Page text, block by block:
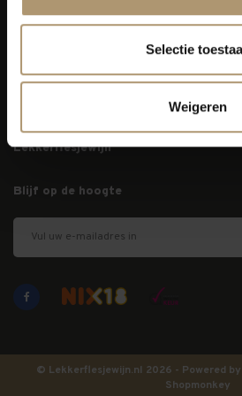
Selectie
Weigeren
info@lekkerflesjewijn.nl
Lekkerflesjewijn
Blijf op de hoogte
© Lekkerflesjewijn.nl 2026 - Powered by
Shopmonkey